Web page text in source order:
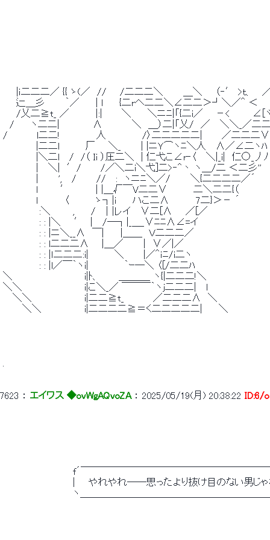
|ｉ二二二／ {{ ゝ(／　//　　/二二二＼　　　＿＼　　（‐′ >ｔ、　
辷＿彡　　　｀／　　 | l　　 {二rへ二二＼∠二二＞┘＼／＾ ＜
/乂二≧t_ ／　　　　|:|　 　 ＼　　 ＼ニﾆ|「{二i／ 　 －< 　 　 ∠[
/　　 ヽ二二|　　　　　∧　　　　 ＼　＿）二|「乂/　／ 　＼＼_／二
/　 　 　 l二二!　　　　　 人　　　　　 /〉二二二二二|　 　 ／二二二
|二二l　　 　 厂　　＼_　　　| |ニＹ⌒ヽﾆ＼人　 ∧／∠二ヽﾊ
|＼二l　 /　/（ Ｉi ）圧二＼　| 仁弋こ∠r‐〈　 ＼|_i|　仁○_丿
|　 ＼|　′/　 　 /／＼二i＼弋]二>‐^丶 ヽ＿/二 ＜二彡''
|　　　',　 /　　　// 　:　ヽニﾆ＼／/　　　＼{二二二二／´
l 　 　 ′　　 　 | |＿√￣V二二∨　　 　 二＼二二{（　　　　
ｌ　　 　 〈　　 　 ゝ┐|i　　 ハこ二∧　　　　7二}＞－ ´
:＼ 　 　 ,　　 /　｜|レイ 　∨二[∧　　／[／
: : |＼　　′　| 　/─┐|_＿_∨ﾆﾆ∧∠=イ　　　　　　　　　　　
: : |ニ＼__∧　￣|　　 |＿＿　Ｖ二二二／
: : l二二二∧ 　 |＿／　　　|　∨／|／
: : |ｌ二二二:i|　　 　 ＼　 　 |／＾ｉﾆ/i二ヽ
: : |l／￣｀ヽi|　　 　 　 ｀ｰ─＼ 〈[/二二ﾊ
＼　　　　　　 　 　 　 i|ﾄ、 　 　＿＿＿_ ヽ{|二二二!＼
＼＼　　　　　　 　 　 i|こ＼_／ ￣￣￣｀ヽj二二二|　 l
＼＼　　　　　　 　 i|二二≧t_　 　 　 ／二二二∧　＼
＼＼　　　　　　 i|二二二二≧＝く二二二二二|　　 ＼
7623 ： エイワス ◆ovWgAQvoZA ： 2025/05/19(月) 20:38:22 ID:6/
f´￣￣￣￣￣￣￣￣￣￣￣￣￣￣￣￣￣￣￣￣
|　　やれやれ――思ったより抜け目のない男じゃ
ヽ＿＿＿＿＿＿＿＿＿＿＿＿＿＿＿＿＿＿＿＿